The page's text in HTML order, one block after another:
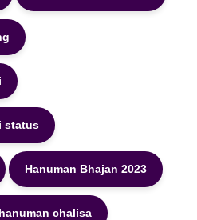
status
Hanuman Bhajan 2023
hanuman chalisa